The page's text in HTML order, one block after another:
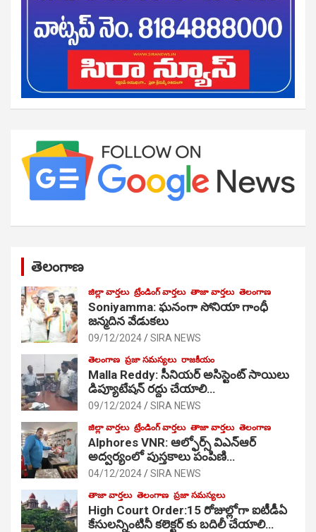
తెలంగాణ
జిల్లా వార్తలు ట్రేండింగ్ వార్తలు తాజా వార్తలు తెలంగాణ
Soniyamma: ఘ‌నంగా సోనియా గాంధీ
జ‌న్మ‌దిన వేడుక‌లు
09/12/2024 SIRA NEWS
తెలంగాణ ప్రజా సమస్యలు రాజకీయం
Malla Reddy: సీనియర్ అసిస్టెంట్ సాయిలు
డిప్యూటేషన్ రద్దు చేయాలి…
09/12/2024 SIRA NEWS
జిల్లా వార్తలు ట్రేండింగ్ వార్తలు తాజా వార్తలు తెలంగాణ
Alphores VNR: ఆల్ఫోర్స్ విఎన్ఆర్
అద్వర్యంలో పుస్తకాలు పంపిణి…
04/12/2024 SIRA NEWS
తాజా వార్తలు తెలంగాణ ప్రజా సమస్యలు
High Court Order:15 రోజుల్లోగా ఐటీడీఏ
కేసులన్నింటినీ కలెక్టర్ కు బదిలీ చేయాలి…